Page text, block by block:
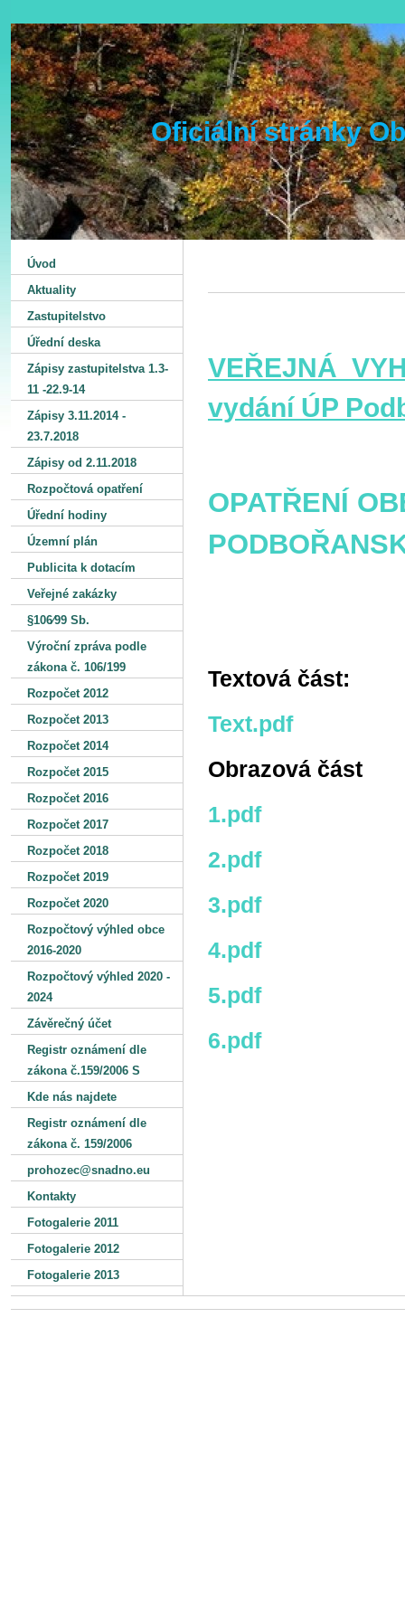
Oficiální stránky
VEŘEJNÁ
vydání ÚP
OPATŘENÍ
Textová část:
Text.pdf
Obrazová část
1.pdf
2.pdf
3.pdf
4.pdf
5.pdf
6.pdf
Úvod
Aktuality
Zastupitelstvo
Úřední deska
Zápisy zastupitelstva 1.3-
11 -22.9-14
Zápisy 3.11.2014 -
23.7.2018
Zápisy od 2.11.2018
Rozpočtová opatření
Úřední hodiny
Územní plán
Publicita k dotacím
Veřejné zakázky
§106⁄99 Sb.
Výroční zpráva podle
zákona č. 106/199
Rozpočet 2012
Rozpočet 2013
Rozpočet 2014
Rozpočet 2015
Rozpočet 2016
Rozpočet 2017
Rozpočet 2018
Rozpočet 2019
Rozpočet 2020
Rozpočtový výhled obce
2016-2020
Rozpočtový výhled 2020 -
2024
Závěrečný účet
Registr oznámení dle
zákona č.159/2006 S
Kde nás najdete
Registr oznámení dle
zákona č. 159/2006
prohozec@snadno.eu
Kontakty
Fotogalerie 2011
Fotogalerie 2012
Fotogalerie 2013